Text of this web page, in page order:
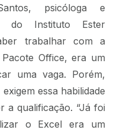
psicóloga e
do Instituto Ester
trabalhar com a
Office, era um
uma vaga. Porém,
essa habilidade
a qualificação. “Já foi
o Excel era um